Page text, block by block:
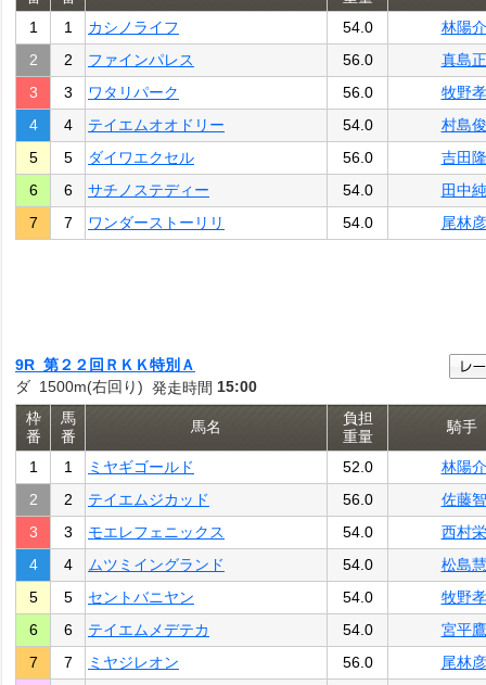
1 1 カシノライフ 54.0
林陽介
2
2 ファインパレス 56.0
真島正
3
3 ワタリパーク 56.0
牧野孝
4
4 テイエムオオドリー 54.0
村島俊
5
5 ダイワエクセル 56.0
吉田隆
6
6 サチノステディー 54.0
田中純
7
7 ワンダーストーリリ 54.0 尾林彦
9R 第２２回ＲＫＫ特別Ａ
ダ 1500m(右回り) 発走時間 15:00
枠
番
馬
番
馬名
負担
重量
騎手
1 1 ミヤギゴールド 52.0
林陽介
2
2 テイエムジカッド 56.0
佐藤智
3
3 モエレフェニックス 54.0
西村栄
4
4 ムツミイングランド 54.0
松島慧
5
5 セントバニヤン 54.0
牧野孝
6
6 テイエムメデテカ 54.0
宮平鷹
7
7 ミヤジレオン 56.0 尾林彦